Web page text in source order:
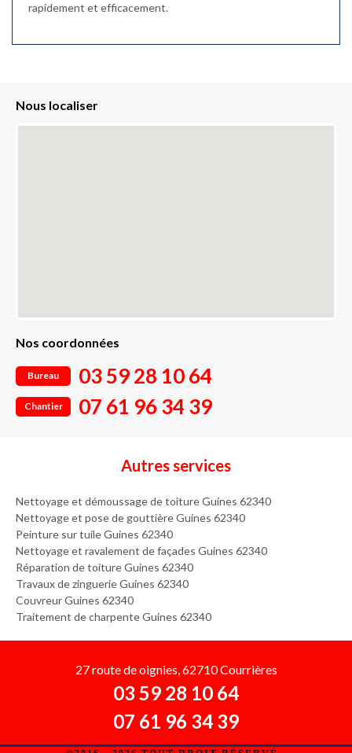
rapidement et efficacement.
Nous localiser
Nos coordonnées
Bureau 03 59 28 10 64
Chantier 07 61 96 34 39
Autres services
Nettoyage et démoussage de toiture Guines 62340
Nettoyage et pose de gouttière Guines 62340
Peinture sur tuile Guines 62340
Nettoyage et ravalement de façades Guines 62340
Réparation de toiture Guines 62340
Travaux de zinguerie Guines 62340
Couvreur Guines 62340
Traitement de charpente Guines 62340
27 route de oignies, 62710 Courrières
03 59 28 10 64
07 61 96 34 39